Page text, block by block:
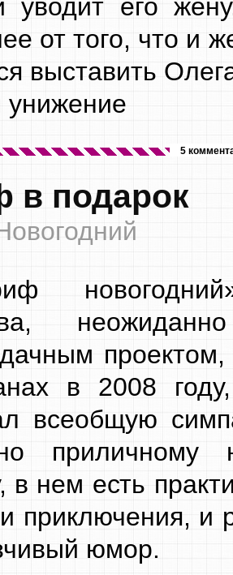
уводит его
от того, что и
выставить
унижение
5
в подарок
в 2008
всеобщую
приличному
нем есть
приключения, и
юмор.